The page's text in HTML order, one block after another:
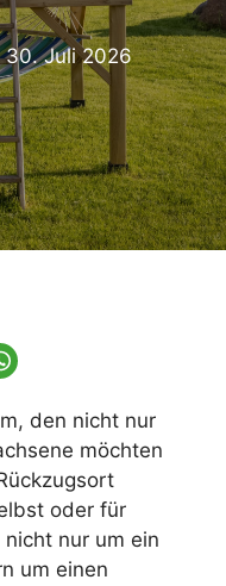
30. Juli 2026
den nicht nur
möchten
oder für
nur um ein
um einen